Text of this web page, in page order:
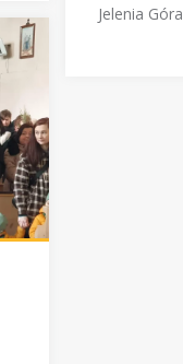
Jelenia Góra